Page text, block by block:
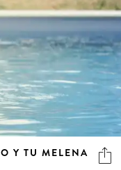
Y TU MELENA